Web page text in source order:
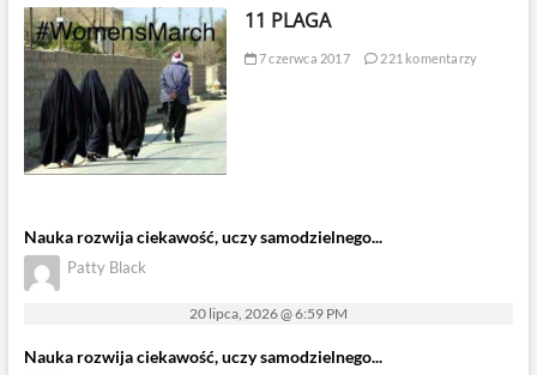
11 PLAGA
7 czerwca 2017 221 komentarzy
Nauka rozwija ciekawość, uczy samodzielnego...
Patty Black
20 lipca, 2026 @ 6:59 PM
Nauka rozwija ciekawość, uczy samodzielnego...